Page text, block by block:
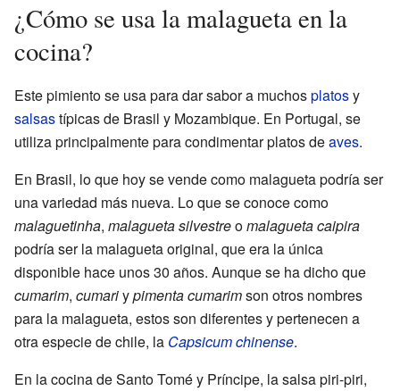
¿Cómo se usa la malagueta en la
cocina?
Este pimiento se usa para dar sabor a muchosplatosy
salsastípicas de Brasil y Mozambique. En Portugal, se
utiliza principalmente para condimentar platos deaves.
En Brasil, lo que hoy se vende como malagueta podría ser
una variedad más nueva. Lo que se conoce como
malaguetinha, malagueta silvestreomalagueta caipira
podría ser la malagueta original, que era la única
disponible hace unos 30 años. Aunque se ha dicho que
cumarim, cumariypimenta cumarimson otros nombres
para la malagueta, estos son diferentes y pertenecen a
otra especie de chile, la Capsicum chinense.
En la cocina de Santo Tomé y Príncipe, la salsa piri-piri,